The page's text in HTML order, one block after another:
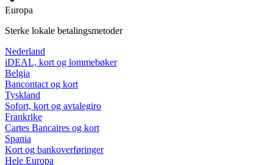
Europa
Sterke lokale betalingsmetoder
Nederland
iDEAL, kort og lommebøker
Belgia
Bancontact og kort
Tyskland
Sofort, kort og avtalegiro
Frankrike
Cartes Bancaires og kort
Spania
Kort og bankoverføringer
Hele Europa